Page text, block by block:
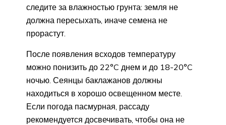
следите за влажностью грунта: земля не
должна пересыхать, иначе семена не
прорастут.
После появления всходов температуру
можно понизить до 22°C днем и до 18-20°C
ночью. Сеянцы баклажанов должны
находиться в хорошо освещенном месте.
Если погода пасмурная, рассаду
рекомендуется досвечивать, чтобы она не